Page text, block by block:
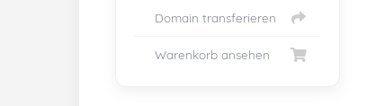
Domain transferieren
Warenkorb ansehen